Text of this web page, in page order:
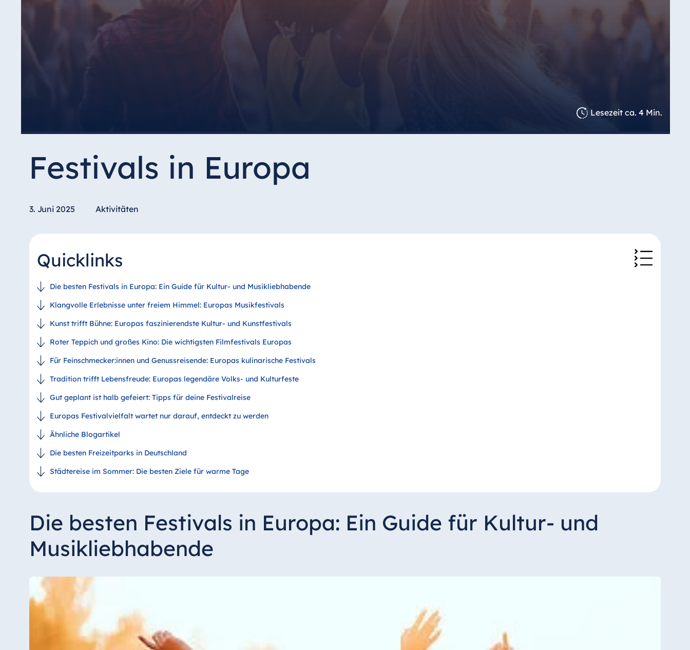
Lesezeit ca. 4 Min.
Festivals in Europa
3. Juni 2025 Aktivitäten
Quicklinks
Die besten Festivals in Europa: Ein Guide für Kultur- und Musikliebhabende
Klangvolle Erlebnisse unter freiem Himmel: Europas Musikfestivals
Kunst trifft Bühne: Europas faszinierendste Kultur- und Kunstfestivals
Roter Teppich und großes Kino: Die wichtigsten Filmfestivals Europas
Für Feinschmecker:innen und Genussreisende: Europas kulinarische Festivals
Tradition trifft Lebensfreude: Europas legendäre Volks- und Kulturfeste
Gut geplant ist halb gefeiert: Tipps für deine Festivalreise
Europas Festivalvielfalt wartet nur darauf, entdeckt zu werden
Ähnliche Blogartikel
Die besten Freizeitparks in Deutschland
Städtereise im Sommer: Die besten Ziele für warme Tage
Die besten Festivals in Europa: Ein Guide für Kultur- und
Musikliebhabende